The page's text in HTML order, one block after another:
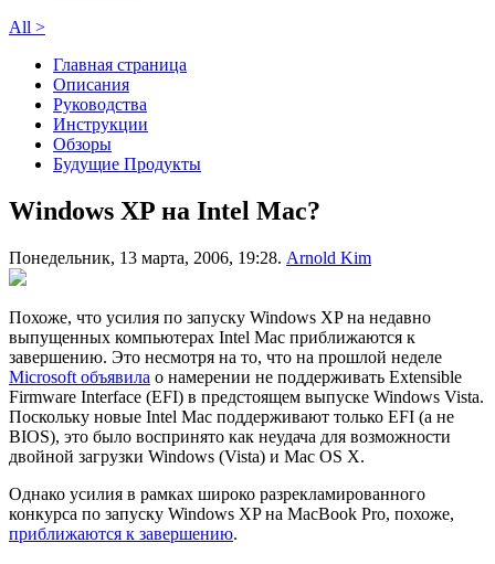
All >
Главная страница
Описания
Руководства
Инструкции
Обзоры
Будущие Продукты
Windows XP на Intel Mac?
Понедельник, 13 марта, 2006, 19:28. Arnold Kim
Похоже, что усилия по запуску Windows XP на недавно
выпущенных компьютерах Intel Mac приближаются к
завершению. Это несмотря на то, что на прошлой неделе
Microsoft объявила о намерении не поддерживать Extensible
Firmware Interface (EFI) в предстоящем выпуске Windows Vista.
Поскольку новые Intel Mac поддерживают только EFI (а не
BIOS), это было воспринято как неудача для возможности
двойной загрузки Windows (Vista) и Mac OS X.
Однако усилия в рамках широко разрекламированного
конкурса по запуску Windows XP на MacBook Pro, похоже,
приближаются к завершению.